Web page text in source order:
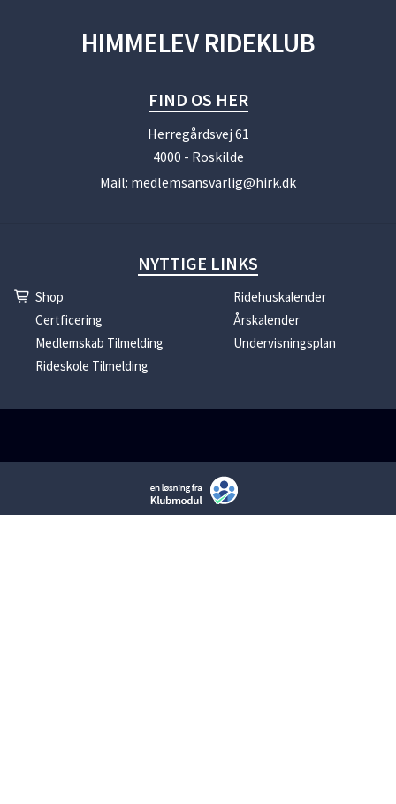
HIMMELEV RIDEKLUB
FIND OS HER
Herregårdsvej 61
4000 - Roskilde
Mail: medlemsansvarlig@hirk.dk
NYTTIGE LINKS
Shop
Ridehuskalender
Certficering
Årskalender
Medlemskab Tilmelding
Undervisningsplan
Rideskole Tilmelding